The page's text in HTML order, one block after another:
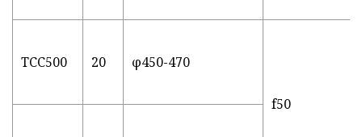
TCC500 20 φ450-470
f50